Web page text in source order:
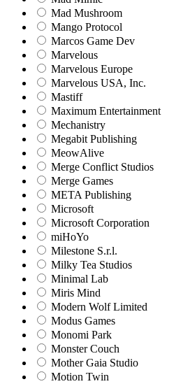
Mad Mushroom
Mango Protocol
Marcos Game Dev
Marvelous
Marvelous Europe
Marvelous USA, Inc.
Mastiff
Maximum Entertainment
Mechanistry
Megabit Publishing
MeowAlive
Merge Conflict Studios
Merge Games
META Publishing
Microsoft
Microsoft Corporation‬
miHoYo
Milestone S.r.l.
Milky Tea Studios
Minimal Lab
Miris Mind
Modern Wolf Limited
Modus Games
Monomi Park
Monster Couch
Mother Gaia Studio
Motion Twin